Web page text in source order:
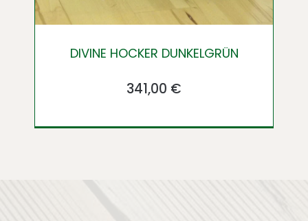
DIVINE HOCKER DUNKELGRÜN
Ursprünglicher
341,00 €Aktueller